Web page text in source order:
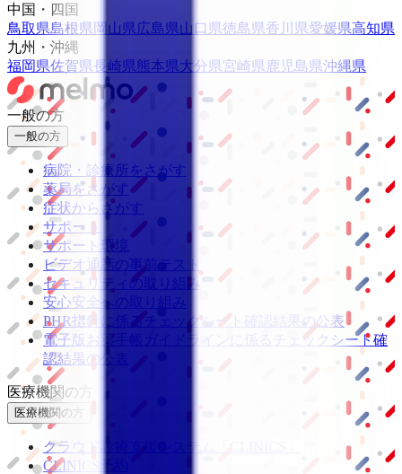
中国・四国
鳥取県島根県 岡山県広島県山口県徳島県香川県愛媛県高知県
九州・沖縄
福岡県佐賀県長崎県熊本県大分県宮崎県 鹿児島県沖縄県
一般の方
一般の方
病院・診療所をさがす
薬局をさがす
症状からさがす
サポート
サポート環境
ビデオ通話の事前テスト
セキュリティの取り組み
安心安全への取り組み
PHR指針に係るチェックシート確認結果の公表
電子版お薬手帳ガイドラインに係るチェックシート確
認結果の公表
医療機関の方
医療機関の方
クラウド診療
CLINICS予約